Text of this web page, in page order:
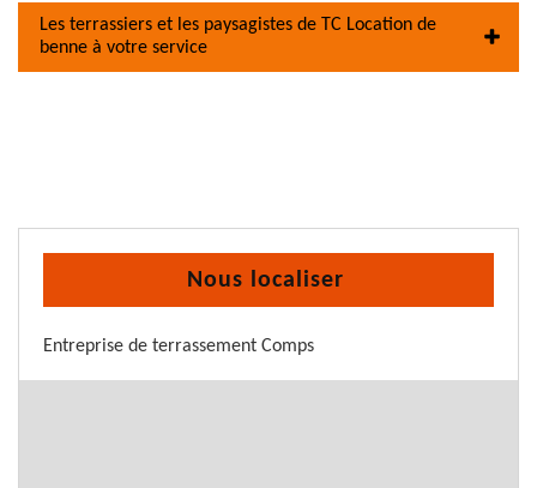
Les terrassiers et les paysagistes de TC Location de
benne à votre service
Nous localiser
Entreprise de terrassement Comps